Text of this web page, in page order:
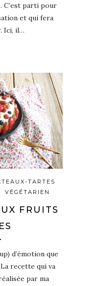
C’est parti pour
et qui fera
Ici, il…
TARTES
VÉGÉTARIEN
FRUITS
d’émotion que
recette qui va
par ma